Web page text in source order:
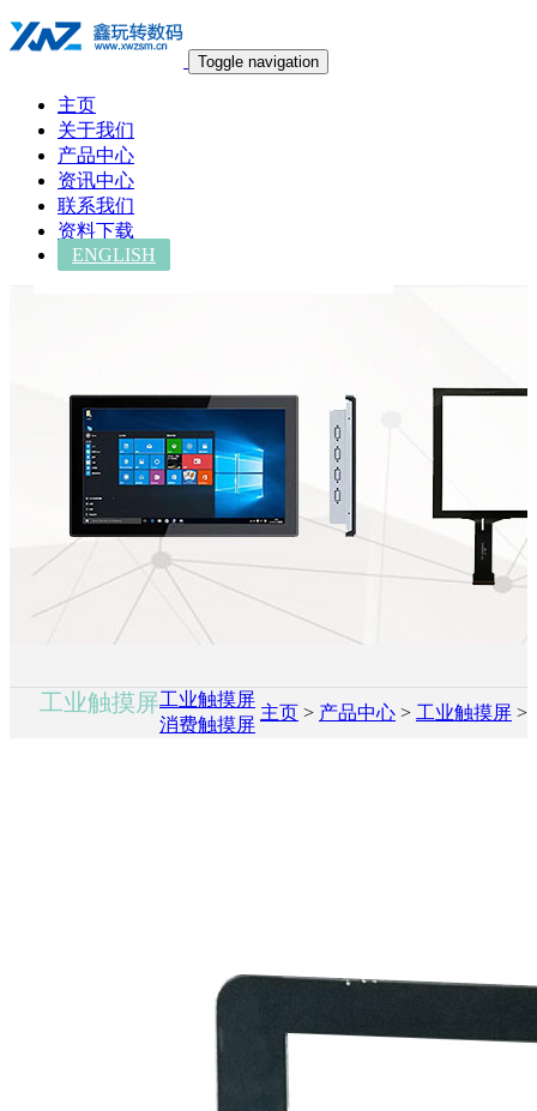
Toggle navigation
主页
关于我们
产品中心
资讯中心
联系我们
资料下载
ENGLISH
工业触摸屏 主页 > 产品中心 > 工业触摸屏 >
工业触摸屏
消费触摸屏